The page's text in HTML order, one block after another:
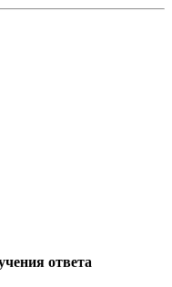
ответа